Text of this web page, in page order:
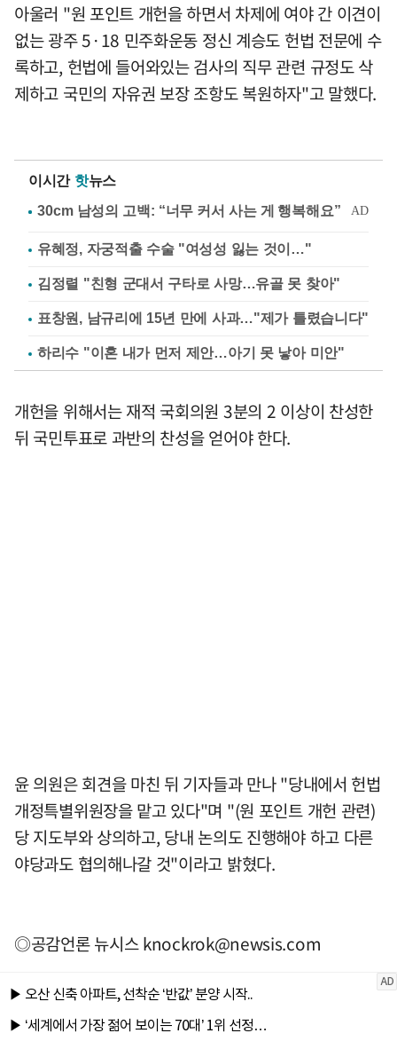
아울러 "원 포인트 개헌을 하면서 차제에 여야 간 이견이
없는 광주 5·18 민주화운동 정신 계승도 헌법 전문에 수
록하고, 헌법에 들어와있는 검사의 직무 관련 규정도 삭
제하고 국민의 자유권 보장 조항도 복원하자"고 말했다.
이시간 핫뉴스
유혜정, 자궁적출 수술 "여성성 잃는 것이…"
김정렬 "친형 군대서 구타로 사망…유골 못 찾아"
표창원, 남규리에 15년 만에 사과…"제가 틀렸습니다"
하리수 "이혼 내가 먼저 제안…아기 못 낳아 미안"
개헌을 위해서는 재적 국회의원 3분의 2 이상이 찬성한
뒤 국민투표로 과반의 찬성을 얻어야 한다.
윤 의원은 회견을 마친 뒤 기자들과 만나 "당내에서 헌법
개정특별위원장을 맡고 있다"며 "(원 포인트 개헌 관련)
당 지도부와 상의하고, 당내 논의도 진행해야 하고 다른
야당과도 협의해나갈 것"이라고 밝혔다.
◎공감언론 뉴시스knockrok@newsis.com